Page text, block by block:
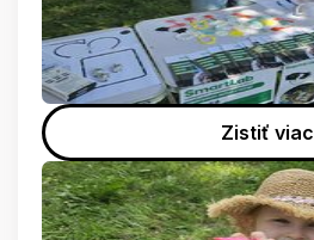
Zistiť viac